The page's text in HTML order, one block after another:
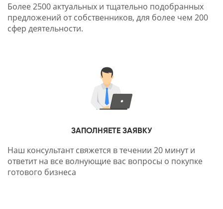
Более 2500 актуальных и тщательно подобранных
предложений от собственников, для более чем 200
сфер деятельности.
ЗАПОЛНЯЕТЕ ЗАЯВКУ
Наш консультант свяжется в течении 20 минут и
ответит на все волнующие вас вопросы о покупке
готового бизнеса